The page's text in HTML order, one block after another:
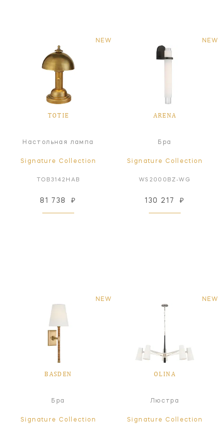
NEW
TOTIE
Настольная лампа
Signature Collection
TOB3142HAB
81 738 ₽
NEW
ARENA
Бра
Signature Collection
WS2000BZ-WG
130 217 ₽
NEW
BASDEN
Бра
Signature Collection
NEW
OLINA
Люстра
Signature Collection